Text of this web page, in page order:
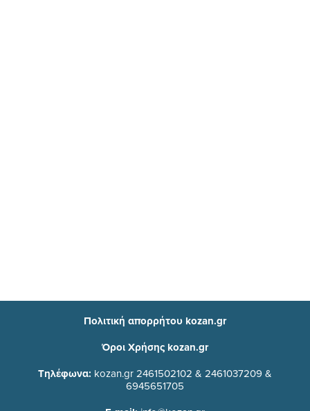
Πολιτική απορρήτου kozan.gr
Όροι Χρήσης kozan.gr
Τηλέφωνα: kozan.gr 2461502102 & 2461037209 &
6945651705